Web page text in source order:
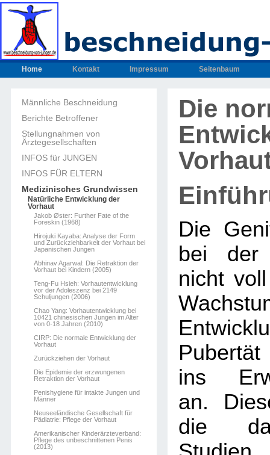
Home Kontakt Impressum Seitenbaum
Männliche Beschneidung
Berichte Betroffener
Stellungnahmen von
Ärztegesellschaften
INFOS für JUNGEN
INFOS FÜR ELTERN
Medizinisches Grundwissen
Natürliche Entwicklung der
Vorhaut
Jakob Øster: Further Fate of the
Foreskin (1968)
Hirojuki Kayaba: Analyse der Form
und Zurückziehbarkeit der Vorhaut bei
Japanischen Jungen
Abhinav Agarwal: Die Retraktion der
Vorhaut bei Kindern (2005)
Teng-Fu Hsieh: Vorhautentwicklung
vor der Adoleszenz bei 2149
Schuljungen (2006)
Chao Yang: Vorhautentwicklung bei
10421 chinesischen Jungen im Alter
von 0-18 Jahren (2010)
CIRP: Die normale Entwicklung der
Vorhaut
Zurückziehen der Vorhaut
Die Epidemie der erzwungenen
Retraktion der Vorhaut
Penishygiene für intakte Jungen und
Männer
Neuseeländische Gesellschaft für
Pädiatrie: Pflege der Vorhaut
Amerikanischer Kinderärzteverband:
Pflege des unbeschnittenen Penis
(2013)
Die
Die
bei der
nicht
ins
an.
die